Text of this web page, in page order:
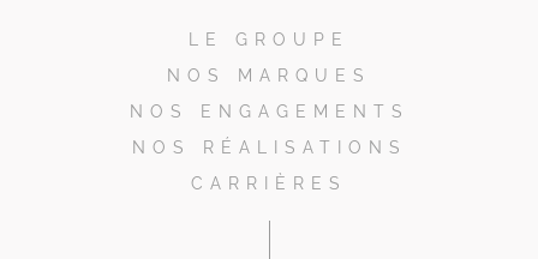
LE GROUPE
NOS MARQUES
NOS ENGAGEMENTS
NOS RÉALISATIONS
CARRIÈRES